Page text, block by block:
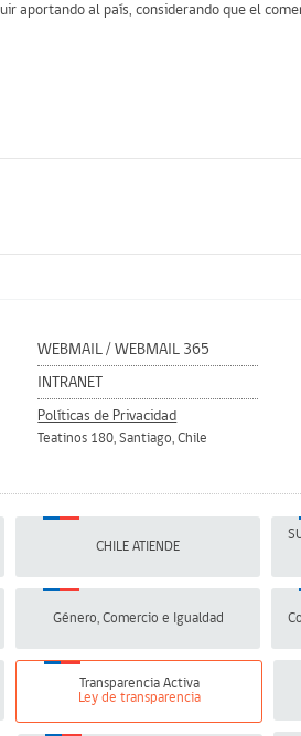
aportando al país, considerando que el
WEBMAIL /WEBMAIL 365
INTRANET
Políticas de Privacidad
Teatinos 180, Santiago, Chile
CHILE ATIENDE
Género, Comercio e Igualdad
Transparencia Activa
Ley de transparencia